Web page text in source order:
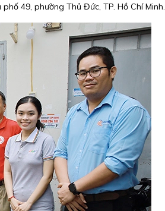
49, phường Thủ Đức, TP. Hồ Chí Minh.